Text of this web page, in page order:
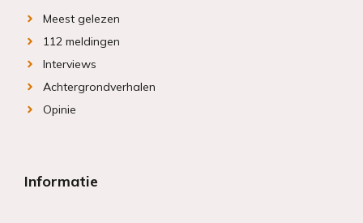
Meest gelezen
112 meldingen
Interviews
Achtergrondverhalen
Opinie
Informatie